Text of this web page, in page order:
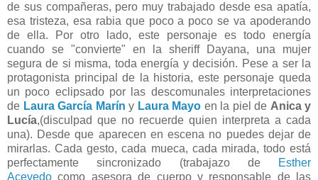
de sus compañeras, pero muy trabajado desde esa apatía,
esa tristeza, esa rabia que poco a poco se va apoderando
de ella. Por otro lado, este personaje es todo energía
cuando se "convierte" en la sheriff Dayana, una mujer
segura de si misma, toda energía y decisión. Pese a ser la
protagonista principal de la historia, este personaje queda
un poco eclipsado por las descomunales interpretaciones
de Laura García Marín y Laura Mayo en la piel de Anica y
Lucía,(disculpad que no recuerde quien interpreta a cada
una). Desde que aparecen en escena no puedes dejar de
mirarlas. Cada gesto, cada mueca, cada mirada, todo está
perfectamente sincronizado (trabajazo de
Esther
Acevedo como asesora de cuerpo y responsable de las